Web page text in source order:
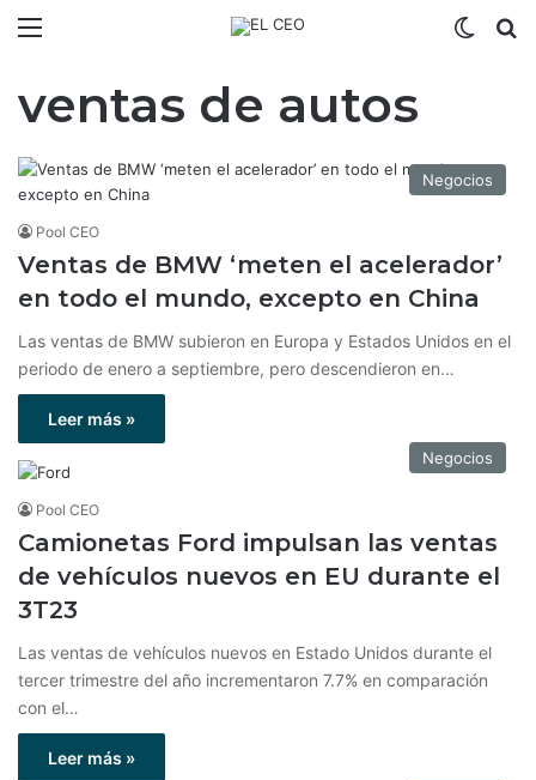
ventas de autos
Negocios
Pool CEO
Ventas de BMW ‘meten el acelerador’
en todo el mundo, excepto en China
Las ventas de BMW subieron en Europa y Estados Unidos en el
periodo de enero a septiembre, pero descendieron en…
Leer más »
Negocios
Pool CEO
Camionetas Ford impulsan las ventas
de vehículos nuevos en EU durante el
3T23
Las ventas de vehículos nuevos en Estado Unidos durante el
tercer trimestre del año incrementaron 7.7% en comparación
con el…
Leer más »